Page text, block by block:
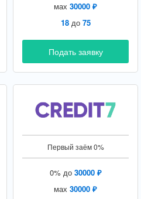
мах 30000 ₽
18до 75
Подать заявку
Первый заём 0%
0% до 30000 ₽
мах 30000 ₽